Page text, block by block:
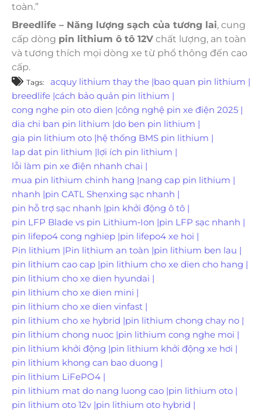
toàn.”
Breedlife – Năng lượng sạch của tương lai, cung
cấp dòng pin lithium ô tô 12V chất lượng, an toàn
và tương thích mọi dòng xe từ phổ thông đến cao
cấp.
Tags: acquy lithium thay the |bao quan pin lithium |
breedlife |cách bảo quản pin lithium |
cong nghe pin oto dien |công nghệ pin xe điện 2025 |
dia chi ban pin lithium |do ben pin lithium |
gia pin lithium oto |hệ thống BMS pin lithium |
lap dat pin lithium |lợi ích pin lithium |
lỗi làm pin xe điện nhanh chai |
mua pin lithium chinh hang |nang cap pin lithium |
nhanh |pin CATL Shenxing sạc nhanh |
pin hỗ trợ sạc nhanh |pin khởi động ô tô |
pin LFP Blade vs pin Lithium‑Ion |pin LFP sạc nhanh |
pin lifepo4 cong nghiep |pin lifepo4 xe hoi |
Pin lithium |Pin lithium an toàn |pin lithium ben lau |
pin lithium cao cap |pin lithium cho xe dien cho hang |
pin lithium cho xe dien hyundai |
pin lithium cho xe dien mini |
pin lithium cho xe dien vinfast |
pin lithium cho xe hybrid |pin lithium chong chay no |
pin lithium chong nuoc |pin lithium cong nghe moi |
pin lithium khởi động |pin lithium khởi động xe hơi |
pin lithium khong can bao duong |
pin lithium LiFePO4 |
pin lithium mat do nang luong cao |pin lithium oto |
pin lithium oto 12v |pin lithium oto hybrid |